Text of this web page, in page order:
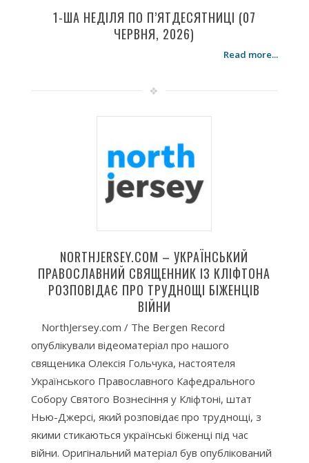
1-ША НЕДІЛЯ ПО П’ЯТДЕСЯТНИЦІ (07
ЧЕРВНЯ, 2026)
Read more...
NORTHJERSEY.COM – УКРАЇНСЬКИЙ
ПРАВОСЛАВНИЙ СВЯЩЕННИК ІЗ КЛІФТОНА
РОЗПОВІДАЄ ПРО ТРУДНОЩІ БІЖЕНЦІВ
ВІЙНИ
NorthJersey.com / The Bergen Record
опублікували відеоматеріал про нашого
священика Олексія Гольчука, настоятеля
Українського Православного Кафедрального
Собору Святого Вознесіння у Кліфтоні, штат
Нью-Джерсі, який розповідає про труднощі, з
якими стикаються українські біженці під час
війни. Оригінальний матеріал був опублікований